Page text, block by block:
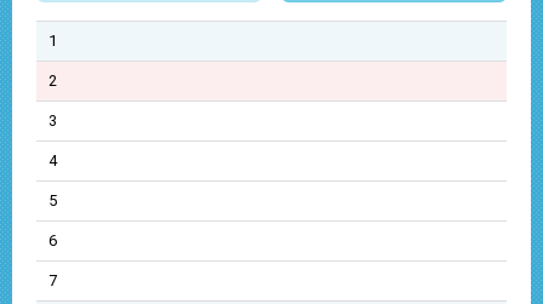
1
2
3
4
5
6
7